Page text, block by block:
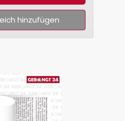
hinzufügen